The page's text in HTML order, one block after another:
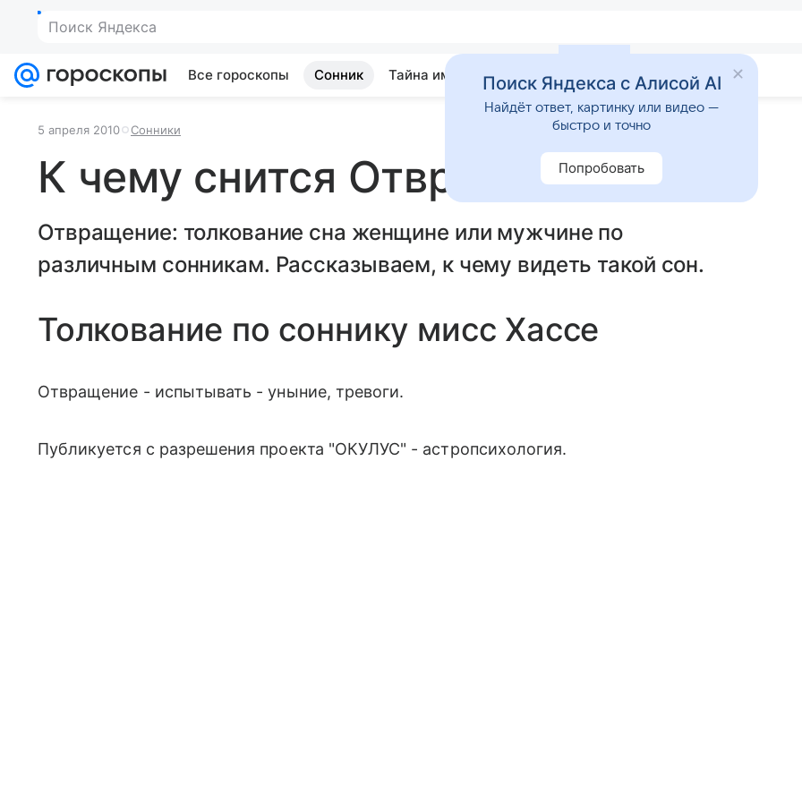
Поиск Яндекса
Все гороскопы Сонник Тайна имени Гадания Приметы
5 апреля 2010 Сонники
К чему снится Отвращение
Отвращение: толкование сна женщине или мужчине по
различным сонникам. Рассказываем, к чему видеть такой сон.
Толкование по соннику мисс Хассе
Отвращение - испытывать - уныние, тревоги.
Публикуется с разрешения проекта "ОКУЛУС" - астропсихология.
Поиск Яндекса с Алисой AI
Найдёт ответ, картинку или видео —
быстро и точно
Попробовать